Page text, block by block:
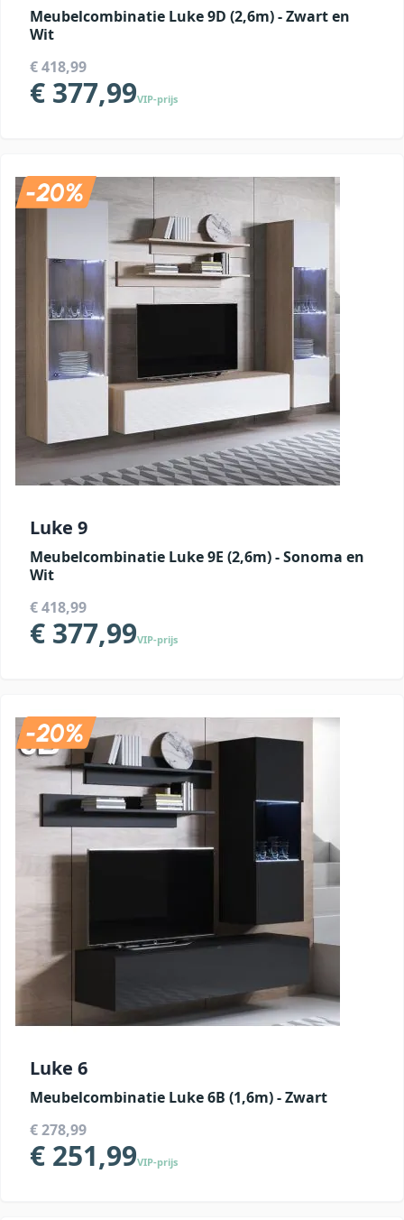
Meubelcombinatie Luke 9D (2,6m) - Zwart en
Wit
€ 418,99
€ 377,99VIP-prijs
Luke 9
Meubelcombinatie Luke 9E (2,6m) - Sonoma en
Wit
€ 418,99
€ 377,99VIP-prijs
Luke 6
Meubelcombinatie Luke 6B (1,6m) - Zwart
€ 278,99
€ 251,99VIP-prijs